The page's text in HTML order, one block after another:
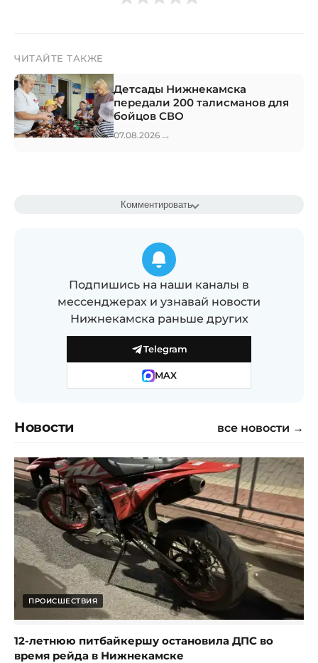
ЧИТАЙТЕ ТАКЖЕ
Детсады Нижнекамска
передали 200 талисманов для
бойцов СВО
07.08.2026 →
Комментировать
Подпишись на наши каналы в
мессенджерах и узнавай новости
Нижнекамска раньше других
Telegram
MAX
Новости все новости →
ПРОИСШЕСТВИЯ
12-летнюю питбайкершу остановила ДПС во
время рейда в Нижнекамске